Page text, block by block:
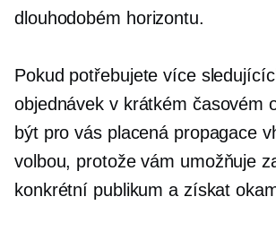
dlouhodobém horizontu.
Pokud potřebujete více
objednávek v krátkém časovém
být pro vás placená propagace
volbou, protože vám umožňuje
konkrétní publikum a získat